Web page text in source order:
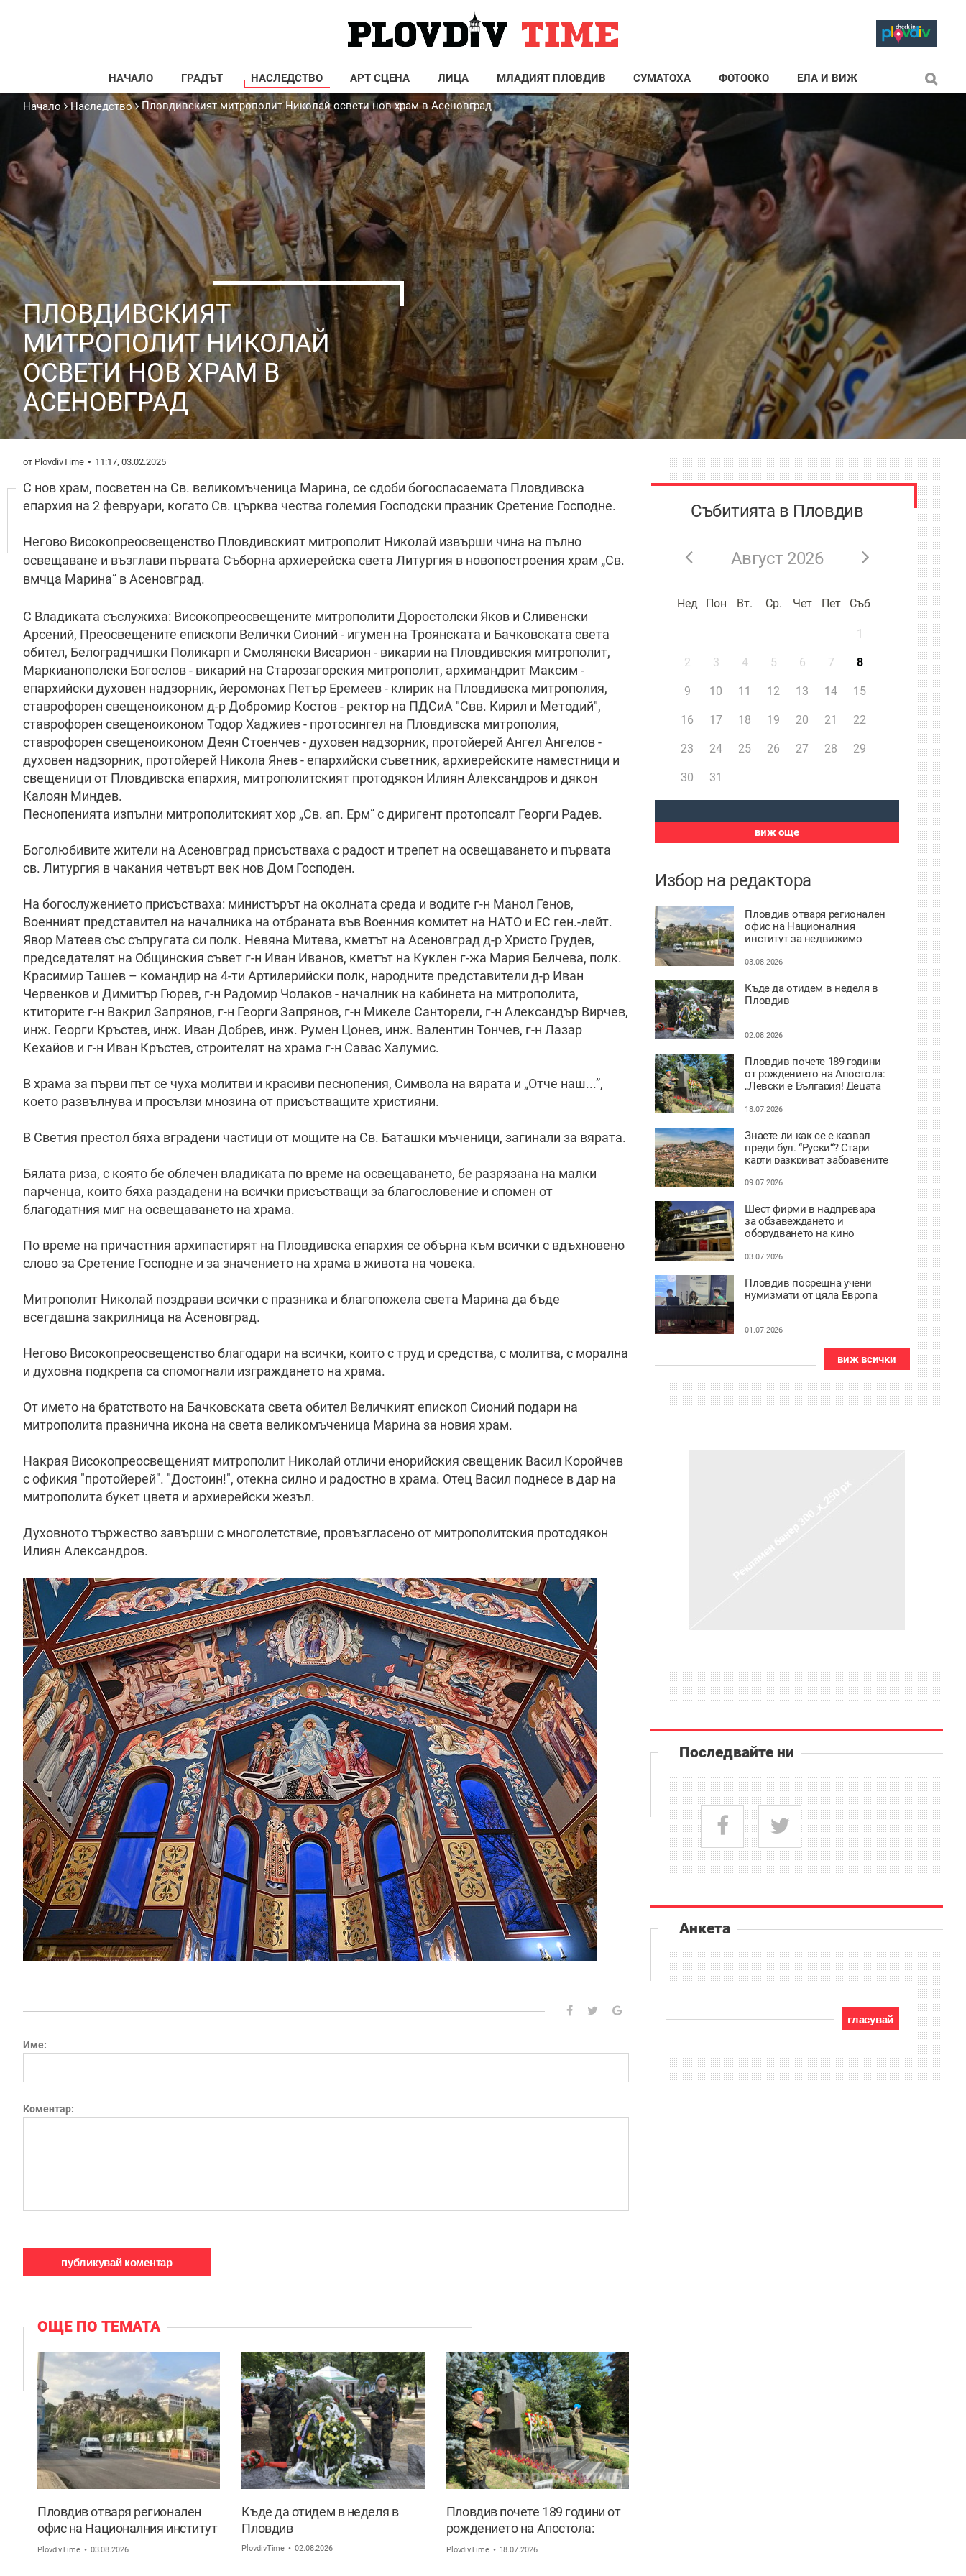
НАЧАЛО ГРАДЪТ НАСЛЕДСТВО АРТ СЦЕНА ЛИЦА МЛАДИЯТ ПЛОВДИВ СУМАТОХА ФОТООКО ЕЛА И ВИЖ
Начало Наследство Пловдивският митрополит Николай освети нов храм в Асеновград
ПЛОВДИВСКИЯТ
МИТРОПОЛИТ НИКОЛАЙ
ОСВЕТИ НОВ ХРАМ В
АСЕНОВГРАД
от PlovdivTime 11:17, 03.02.2025
С нов храм, посветен на Св. великомъченица Марина, се сдоби богоспасаемата Пловдивска
епархия на 2 февруари, когато Св. църква чества големия Господски празник Сретение Господне.
Негово Високопреосвещенство Пловдивският митрополит Николай извърши чина на пълно
освещаване и възглави първата Съборна архиерейска света Литургия в новопостроения храм „Св.
вмчца Марина” в Асеновград.
С Владиката съслужиха: Високопреосвещените митрополити Доростолски Яков и Сливенски
Арсений, Преосвещените епископи Велички Сионий - игумен на Троянската и Бачковската света
обител, Белоградчишки Поликарп и Смолянски Висарион - викарии на Пловдивския митрополит,
Маркианополски Богослов - викарий на Старозагорския митрополит, архимандрит Максим -
епархийски духовен надзорник, йеромонах Петър Еремеев - клирик на Пловдивска митрополия,
ставрофорен свещеноиконом д-р Добромир Костов - ректор на ПДСиА "Свв. Кирил и Методий",
ставрофорен свещеноиконом Тодор Хаджиев - протосингел на Пловдивска митрополия,
ставрофорен свещеноиконом Деян Стоенчев - духовен надзорник, протойерей Ангел Ангелов -
духовен надзорник, протойерей Никола Янев - епархийски съветник, архиерейските наместници и
свещеници от Пловдивска епархия, митрополитският протодякон Илиян Александров и дякон
Калоян Миндев.
Песнопенията изпълни митрополитският хор „Св. ап. Ерм” с диригент протопсалт Георги Радев.
Боголюбивите жители на Асеновград присъстваха с радост и трепет на освещаването и първата
св. Литургия в чакания четвърт век нов Дом Господен.
На богослужението присъстваха: министърът на околната среда и водите г-н Манол Генов,
Военният представител на началника на отбраната във Военния комитет на НАТО и ЕС ген.-лейт.
Явор Матеев със съпругата си полк. Невяна Митева, кметът на Асеновград д-р Христо Грудев,
председателят на Общинския съвет г-н Иван Иванов, кметът на Куклен г-жа Мария Белчева, полк.
Красимир Ташев – командир на 4-ти Артилерийски полк, народните представители д-р Иван
Червенков и Димитър Гюрев, г-н Радомир Чолаков - началник на кабинета на митрополита,
ктиторите г-н Вакрил Запрянов, г-н Георги Запрянов, г-н Микеле Санторели, г-н Александър Вирчев,
инж. Георги Кръстев, инж. Иван Добрев, инж. Румен Цонев, инж. Валентин Тончев, г-н Лазар
Кехайов и г-н Иван Кръстев, строителят на храма г-н Савас Халумис.
В храма за първи път се чуха молитви и красиви песнопения, Символа на вярата и „Отче наш...”,
което развълнува и просълзи мнозина от присъстващите християни.
В Светия престол бяха вградени частици от мощите на Св. Баташки мъченици, загинали за вярата.
Бялата риза, с която бе облечен владиката по време на освещаването, бе разрязана на малки
парченца, които бяха раздадени на всички присъстващи за благословение и спомен от
благодатния миг на освещаването на храма.
По време на причастния архипастирят на Пловдивска епархия се обърна към всички с вдъхновено
слово за Сретение Господне и за значението на храма в живота на човека.
Митрополит Николай поздрави всички с празника и благопожела света Марина да бъде
всегдашна закрилница на Асеновград.
Негово Високопреосвещенство благодари на всички, които с труд и средства, с молитва, с морална
и духовна подкрепа са спомогнали изграждането на храма.
От името на братството на Бачковската света обител Величкият епископ Сионий подари на
митрополита празнична икона на света великомъченица Марина за новия храм.
Накрая Високопреосвещеният митрополит Николай отличи енорийския свещеник Васил Коройчев
с офикия "протойерей". "Достоин!", отекна силно и радостно в храма. Отец Васил поднесе в дар на
митрополита букет цветя и архиерейски жезъл.
Духовното тържество завърши с многолетствие, провъзгласено от митрополитския протодякон
Илиян Александров.
Име:
Коментар:
ОЩЕ ПО ТЕМАТА
Пловдив отваря регионален
офис на Националния институт
за недвижимо културно
PlovdivTime 03.08.2026
Къде да отидем в неделя в
Пловдив
PlovdivTime 02.08.2026
Пловдив почете 189 години от
рождението на Апостола:
„Левски е България! Децата
PlovdivTime 18.07.2026
Събитията в Пловдив
Август 2026
Нед Пон Вт. Ср. Чет Пет Съб
1
2 3 4 5 6 7 8
9 10 11 12 13 14 15
16 17 18 19 20 21 22
23 24 25 26 27 28 29
30 31
виж още
Избор на редактора
Пловдив отваря регионален
офис на Националния
институт за недвижимо
03.08.2026
Къде да отидем в неделя в
Пловдив
02.08.2026
Пловдив почете 189 години
от рождението на Апостола:
„Левски е България! Децата
герои, имат Него“
18.07.2026
Знаете ли как се е казвал
преди бул. “Руски“? Стари
карти разкриват забравените
09.07.2026
Шест фирми в надпревара
за обзавеждането и
оборудването на кино
03.07.2026
Пловдив посрещна учени
нумизмати от цяла Европа
01.07.2026
виж всички
Последвайте ни
Анкета
гласувай